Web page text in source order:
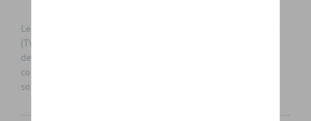
Les prix affichés sur le présent site sont des prix recommandés
(TVAc), hors éventuels frais de montage. Pour connaitre le prix
de vente actuel et les éventuels frais de montage, veuillez
contacter votre concessionnaire/agent. Les prix recommandés
sont sujets à des changements sans préavis.